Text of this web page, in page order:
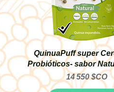
QuinuaPuff super
Probióticos- sabor
Prix
14 550 $CO